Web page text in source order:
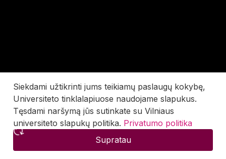
Siekdami užtikrinti jums teikiamų paslaugų kokybę,
Universiteto tinklalapiuose naudojame slapukus.
Tęsdami naršymą jūs sutinkate su Vilniaus
universiteto slapukų politika. Privatumo politika
Supratau